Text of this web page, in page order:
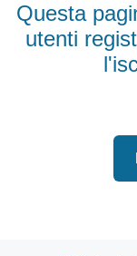
Questa
utenti